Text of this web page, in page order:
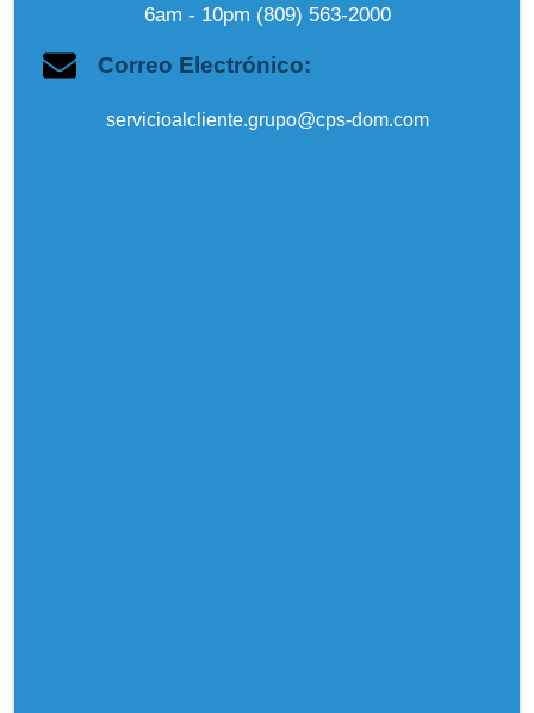
6am - 10pm (809) 563-2000
Correo Electrónico:
servicioalcliente.grupo@cps-dom.com